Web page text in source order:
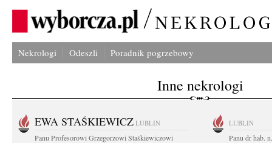
Nekrologi Odeszli Poradnik pogrzebowy
Inne nekrologi
EWA STAŚKIEWICZ LUBLIN
Panu Profesorowi Grzegorzowi Staśkiewiczowi
LUBLIN
Panu dr hab.